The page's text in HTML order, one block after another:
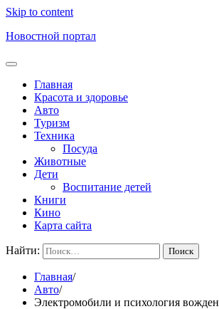
Skip to content
Новостной портал
Главная
Красота и здоровье
Авто
Туризм
Техника
Посуда
Животные
Дети
Воспитание детей
Книги
Кино
Карта сайта
Найти:
Главная
Авто
Электромобили и психология